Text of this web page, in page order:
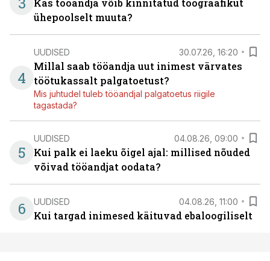
Kas tööandja võib kinnitatud töögraafikut
ühepoolselt muuta?
4
UUDISED 30.07.26, 16:20
Millal saab tööandja uut inimest värvates
töötukassalt palgatoetust?
Mis juhtudel tuleb tööandjal palgatoetus riigile
tagastada?
5
UUDISED 04.08.26, 09:00
Kui palk ei laeku õigel ajal: millised nõuded
võivad tööandjat oodata?
6 UUDISED 04.08.26, 11:00
Kui targad inimesed käituvad ebaloogiliselt